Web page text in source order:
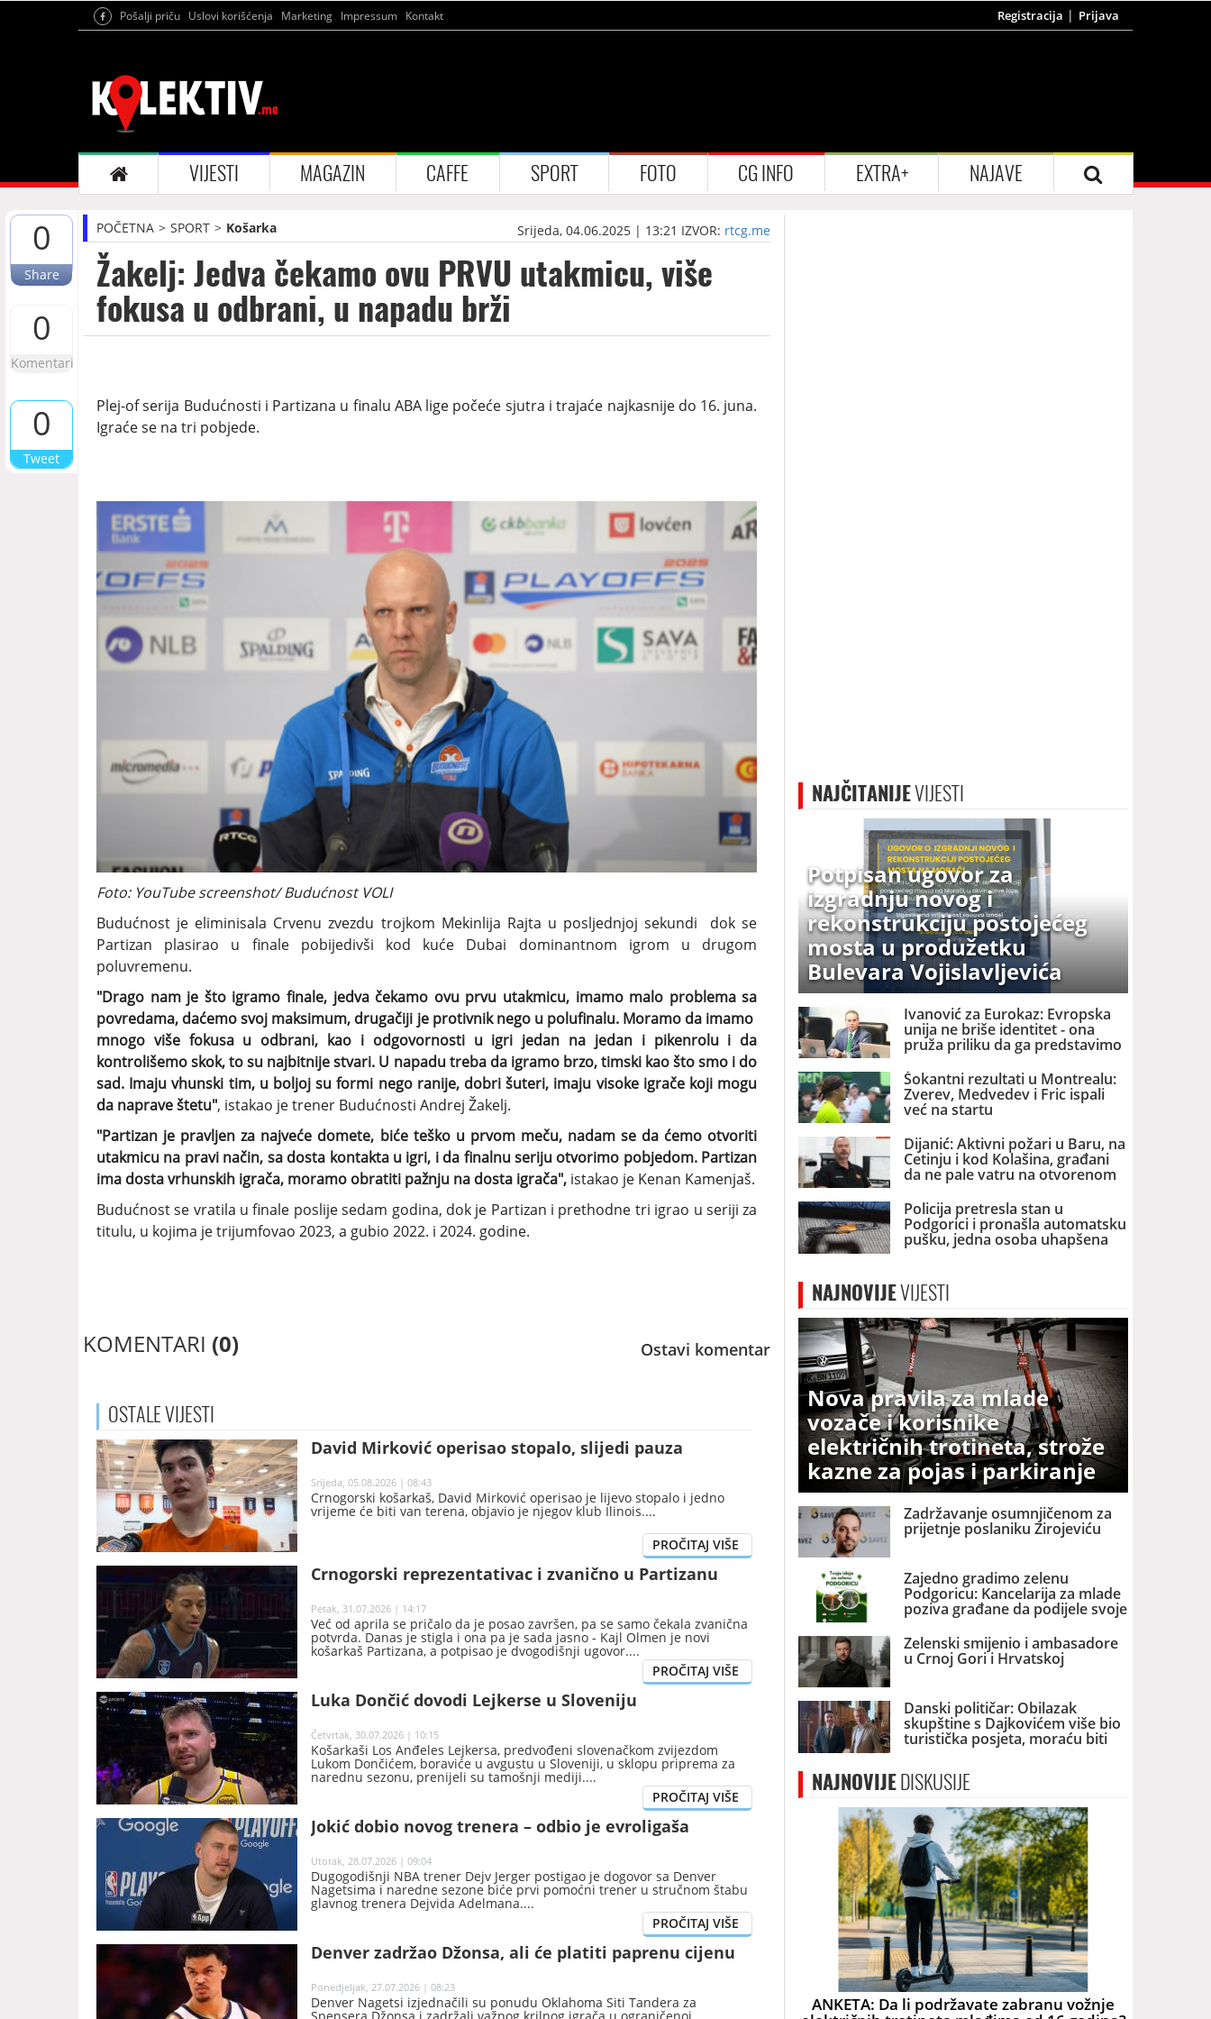
Pošalji priču Uslovi korišćenja Marketing Impressum Kontakt Registracija Prijava
VIJESTI MAGAZIN CAFFE SPORT FOTO CG INFO EXTRA+ NAJAVE
0
Share
0
Komentari
0
Tweet
POČETNA SPORT Košarka Srijeda, 04.06.2025 | 13:21 IZVOR: rtcg.me
Žakelj: Jedva čekamo ovu PRVU utakmicu, više
fokusa u odbrani, u napadu brži
Plej-of serija Budućnosti i Partizana u finalu ABA lige počeće sjutra i trajaće najkasnije do 16. juna.
Igraće se na tri pobjede.
Foto: YouTube screenshot/ Budućnost VOLI
Budućnost je eliminisala Crvenu zvezdu trojkom Mekinlija Rajta u posljednjoj sekundi dok se
Partizan plasirao u finale pobijedivši kod kuće Dubai dominantnom igrom u drugom
poluvremenu.
"Drago nam je što igramo finale, jedva čekamo ovu prvu utakmicu, imamo malo problema sa
povredama, daćemo svoj maksimum, drugačiji je protivnik nego u polufinalu. Moramo da imamo
mnogo više fokusa u odbrani, kao i odgovornosti u igri jedan na jedan i pikenrolu i da
kontrolišemo skok, to su najbitnije stvari. U napadu treba da igramo brzo, timski kao što smo i do
sad. Imaju vhunski tim, u boljoj su formi nego ranije, dobri šuteri, imaju visoke igrače koji mogu
da naprave štetu", istakao je trener Budućnosti Andrej Žakelj.
"Partizan je pravljen za najveće domete, biće teško u prvom meču, nadam se da ćemo otvoriti
utakmicu na pravi način, sa dosta kontakta u igri, i da finalnu seriju otvorimo pobjedom. Partizan
ima dosta vrhunskih igrača, moramo obratiti pažnju na dosta igrača", istakao je Kenan Kamenjaš.
Budućnost se vratila u finale poslije sedam godina, dok je Partizan i prethodne tri igrao u seriji za
titulu, u kojima je trijumfovao 2023, a gubio 2022. i 2024. godine.
KOMENTARI (0) Ostavi komentar
OSTALEVIJESTI
David Mirković operisao stopalo, slijedi pauza
Srijeda, 05.08.2026 | 08:43
Crnogorski košarkaš, David Mirković operisao je lijevo stopalo i jedno
vrijeme će biti van terena, objavio je njegov klub Ilinois.
Crnogorski reprezentativac i zvanično u Partizanu
Petak, 31.07.2026 | 14:17
Već od aprila se pričalo da je posao završen, pa se samo čekala zvanična
potvrda. Danas je stigla i ona pa je sada jasno - Kajl Olmen je novi
košarkaš Partizana, a potpisao je dvogodišnji ugovor.
Luka Dončić dovodi Lejkerse u Sloveniju
Četvrtak, 30.07.2026 | 10:15
Košarkaši Los Anđeles Lejkersa, predvođeni slovenačkom zvijezdom
Lukom Dončićem, boraviće u avgustu u Sloveniji, u sklopu priprema za
narednu sezonu, prenijeli su tamošnji mediji.
Jokić dobio novog trenera – odbio je evroligaša
Utorak, 28.07.2026 | 09:04
Dugogodišnji NBA trener Dejv Jerger postigao je dogovor sa Denver
Nagetsima i naredne sezone biće prvi pomoćni trener u stručnom štabu
glavnog trenera Dejvida Adelmana.
Denver zadržao Džonsa, ali će platiti paprenu cijenu
Ponedjeljak, 27.07.2026 | 08:23
Denver Nagetsi izjednačili su ponudu Oklahoma Siti Tandera za
NAJČITANIJEVIJESTI
Potpisan ugovor za
izgradnju novog i
rekonstrukciju postojećeg
mosta u produžetku
Bulevara Vojislavljevića
Ivanović za Eurokaz: Evropska
unija ne briše identitet - ona
pruža priliku da ga predstavimo
Evropi i svijetu
Šokantni rezultati u Montrealu:
Zverev, Medvedev i Fric ispali
već na startu
Dijanić: Aktivni požari u Baru, na
Cetinju i kod Kolašina, građani
da ne pale vatru na otvorenom
Policija pretresla stan u
Podgorici i pronašla automatsku
pušku, jedna osoba uhapšena
NAJNOVIJEVIJESTI
Nova pravila za mlade
vozače i korisnike
električnih trotineta, strože
kazne za pojas i parkiranje
Zadržavanje osumnjičenom za
prijetnje poslaniku Zirojeviću
Zajedno gradimo zelenu
Podgoricu: Kancelarija za mlade
poziva građane da podijele svoje
ideje
Zelenski smijenio i ambasadore
u Crnoj Gori i Hrvatskoj
Danski političar: Obilazak
skupštine s Dajkovićem više bio
turistička posjeta, moraću biti
pažljiviji kome ću biti vodič
NAJNOVIJEDISKUSIJE
ANKETA: Da li podržavate zabranu vožnje